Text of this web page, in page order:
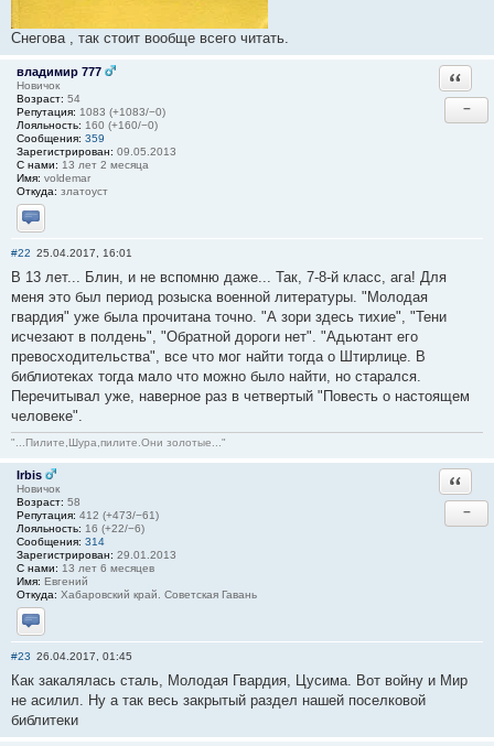
Снегова , так стоит вообще всего читать.
владимир 777
Новичок
Возраст: 54
Репутация: 1083 (+1083/−0)
Лояльность: 160 (+160/−0)
Сообщения: 359
Зарегистрирован: 09.05.2013
С нами: 13 лет 2 месяца
Имя: voldemar
Откуда: златоуст
Отправить личное сообщение
−
#22 25.04.2017, 16:01
В 13 лет... Блин, и не вспомню даже... Так, 7-8-й класс, ага! Для
меня это был период розыска военной литературы. "Молодая
гвардия" уже была прочитана точно. "А зори здесь тихие", "Тени
исчезают в полдень", "Обратной дороги нет". "Адьютант его
превосходительства", все что мог найти тогда о Штирлице. В
библиотеках тогда мало что можно было найти, но старался.
Перечитывал уже, наверное раз в четвертый "Повесть о настоящем
человеке".
"...Пилите,Шура,пилите.Они золотые..."
Irbis
Новичок
Возраст: 58
Репутация: 412 (+473/−61)
Лояльность: 16 (+22/−6)
Сообщения: 314
Зарегистрирован: 29.01.2013
С нами: 13 лет 6 месяцев
Имя: Евгений
Откуда: Хабаровский край. Советская Гавань
Отправить личное сообщение
−
#23 26.04.2017, 01:45
Как закалялась сталь, Молодая Гвардия, Цусима. Вот войну и Мир
не асилил. Ну а так весь закрытый раздел нашей поселковой
библитеки